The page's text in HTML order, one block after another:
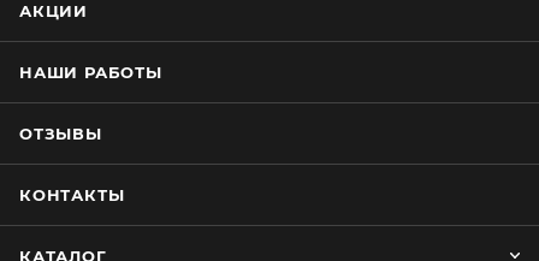
вариантов расцветок. На долгое время сохранит
Оплетка плотно облегает руль, повторяя его
службы, сохраняет специальный силиконовый
проскальзывание при резком повороте руля.
АКЦИИ
НАШИ РАБОТЫ
ОТЗЫВЫ
КОНТАКТЫ
КАТАЛОГ